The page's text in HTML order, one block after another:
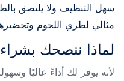
سهل التنظيف ولا يلتصق
مثالي لطري اللحوم
لماذا ننصحك
لأنه يوفر لك أداءً عاليًا